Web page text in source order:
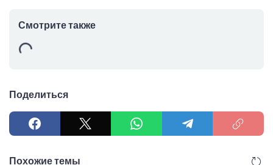
Смотрите также
Поделиться
Похожие темы